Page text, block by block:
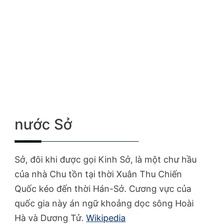
nước Sở
Sở, đôi khi được gọi Kinh Sở, là một chư hầu
của nhà Chu tồn tại thời Xuân Thu Chiến
Quốc kéo đến thời Hán-Sở. Cương vực của
quốc gia này án ngữ khoảng dọc sông Hoài
Hà và Dương Tử. Wikipedia